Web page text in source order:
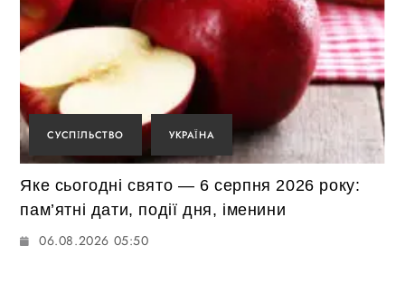
СУСПІЛЬСТВО УКРАЇНА
Яке сьогодні свято — 6 серпня 2026 року:
пам’ятні дати, події дня, іменини
06.08.2026 05:50